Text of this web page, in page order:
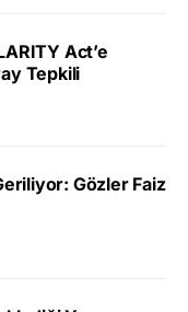
Act’e
Tepkili
Gözler Faiz